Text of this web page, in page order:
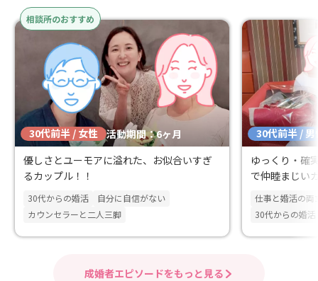
むことができました。また、活動中の
LINE相談もタイムリーに返信いただき、
交際で発生するモヤモヤをその都度解決
できたこともよかったです。入会1か月
ほどで得た一つのご縁を結婚まで結び、
約6か月で成婚退会しました。 カウンセ
リングを受けながら、結婚できる・家族
を営めるような自分を育てることができ
るだけでなく、婚活における課題整理と
改善策についてコンサルテーションを受
けられるオススメの相談所さんです。
す。 私の場合、相談所以外でご縁があり
成婚退会には
った相談にも快
で送り出して下
自分で考え、
い方に特におす
相談所のおすすめ
30代前半 / 女性
活動期間：6ヶ月
優しさとユーモアに溢れた、お似合いすぎ
るカップル！！
30代からの婚活
自分に自信がない
カウンセラーと二人三脚
30代前半 / 男
ゆっくり・確
で仲睦まじい
仕事と婚活の両
30代からの婚活
成婚者エピソードをもっと見る